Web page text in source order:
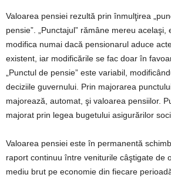
Valoarea pensiei rezultă prin înmulţirea
pensie”. „Punctajul” rămâne mereu
modifica numai dacă pensionarul aduce
existent, iar modificările se fac doar în
„Punctul de pensie” este variabil,
deciziile guvernului. Prin majorarea
majorează, automat, şi valoarea pensiilor.
majorat prin legea bugetului asigurărilor
Valoarea pensiei este în permanentă
raport continuu între veniturile câştigate de
mediu brut pe economie din fiecare